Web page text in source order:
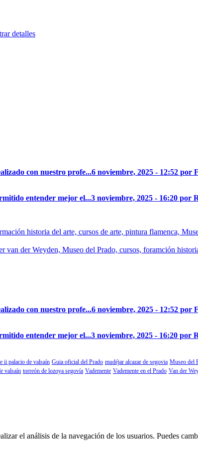
detalles
con nuestro profe...6 noviembre, 2025 - 12:52 por
entender mejor el...3 noviembre, 2025 - 16:20
con nuestro profe...6 noviembre, 2025 - 12:52 por
entender mejor el...3 noviembre, 2025 - 16:20
ii palacio de valsaín Guia oficial del Prado mudéjar alcazar de segovia Museo del
valsaín torreón de lozoya segovía Vademente Vademente en el Prado Van der
el análisis de la navegación de los usuarios. Puedes